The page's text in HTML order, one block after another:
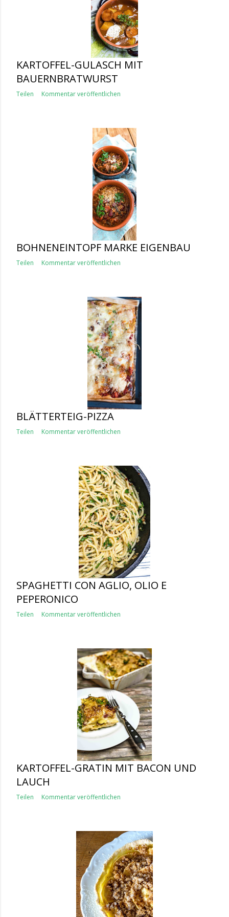
KARTOFFEL-GULASCH MIT
BAUERNBRATWURST
Teilen Kommentar veröffentlichen
BOHNENEINTOPF MARKE EIGENBAU
Teilen Kommentar veröffentlichen
BLÄTTERTEIG-PIZZA
Teilen Kommentar veröffentlichen
SPAGHETTI CON AGLIO, OLIO E
PEPERONICO
Teilen Kommentar veröffentlichen
KARTOFFEL-GRATIN MIT BACON UND
LAUCH
Teilen Kommentar veröffentlichen